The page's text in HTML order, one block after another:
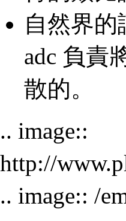
自然界
adc 負責
散的。
.. image::
http://
.. image:: /